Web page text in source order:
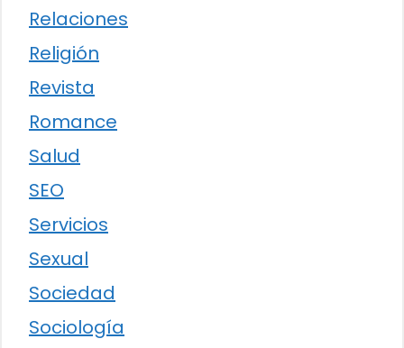
Relaciones
Religión
Revista
Romance
Salud
SEO
Servicios
Sexual
Sociedad
Sociología